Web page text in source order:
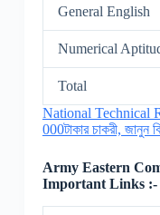
General English
Numerical
Total
National Technical
000টাকার চাকরী, জানুন
Army Eastern
Important Links :-